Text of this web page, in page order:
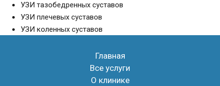
УЗИ тазобедренных суставов
УЗИ плечевых суставов
УЗИ коленных суставов
Главная
Все услуги
О клинике